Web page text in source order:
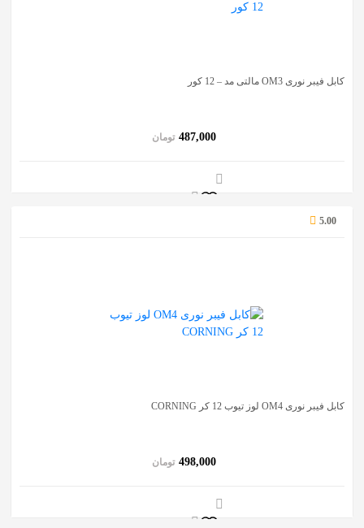
کابل فیبر نوری OM3 مالتی مد – 12 کور
تومان 487,000
5.00
کابل فیبر نوری OM4 لوز تیوب 12 کر CORNING
تومان 498,000